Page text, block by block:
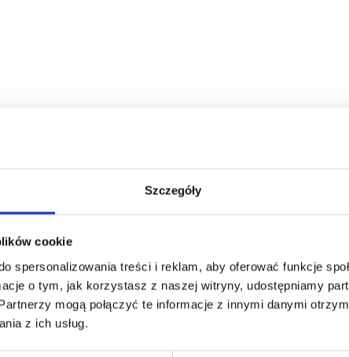
Szczegóły
cookie
spersonalizowania treści i reklam, aby oferować funkcje
o tym, jak korzystasz z naszej witryny, udostępniamy
mogą połączyć te informacje z innymi danymi
z ich usług.ZAMÓWIENIA
JAKUB